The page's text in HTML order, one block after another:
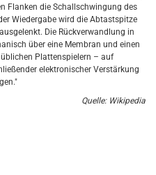
Flanken die Schallschwingung des
Wiedergabe wird die Abtastspitze
Die Rückverwandlung in
über eine Membran und einen
Plattenspielern – auf
elektronischer Verstärkung
Quelle: Wikipedia